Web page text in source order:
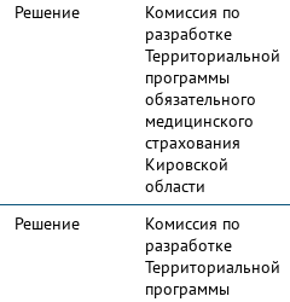
Решение
Комиссия по
разработке
Территориальной
программы
обязательного
медицинского
страхования
Кировской
области
Решение
Комиссия по
разработке
Территориальной
программы